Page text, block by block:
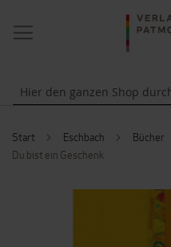
NAVIGATION
UMSCHALTEN
Start Eschbach Bücher
Du bist ein Geschenk